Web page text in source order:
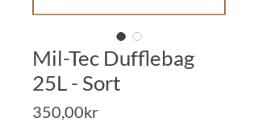
Mil-Tec Dufflebag
25L - Sort
350,00krPrice